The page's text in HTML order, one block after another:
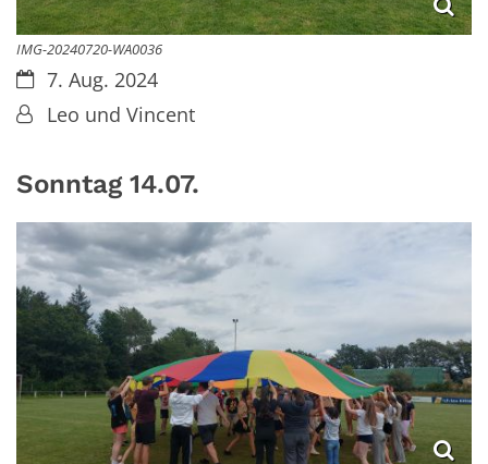
IMG-20240720-WA0036
Datum:
7. Aug. 2024
Von:Leo und Vincent
Sonntag 14.07.